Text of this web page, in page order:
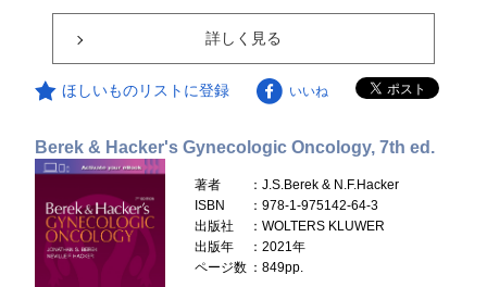
詳しく見る
ほしいものリストに登録 いいね
Berek & Hacker's Gynecologic Oncology, 7th ed.
著者
：J.S.Berek & N.F.Hacker
ISBN
：978-1-975142-64-3
出版社
：WOLTERS KLUWER
出版年
：2021年
ページ数 ：849pp.